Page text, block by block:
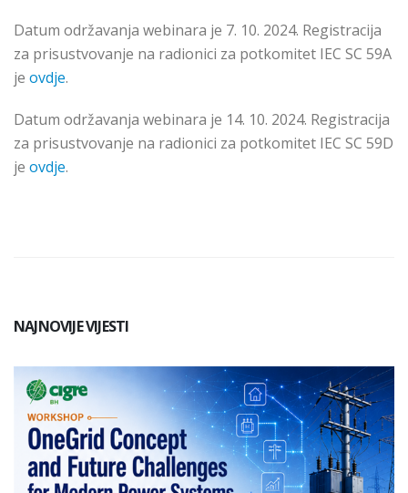
Datum održavanja webinara je 7. 10. 2024. Registracija
za prisustvovanje na radionici za potkomitet IEC SC 59A
je ovdje.
Datum održavanja webinara je 14. 10. 2024. Registracija
za prisustvovanje na radionici za potkomitet IEC SC 59D
je ovdje.
NAJNOVIJE VIJESTI